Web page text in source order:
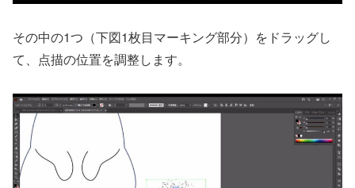
その中の1つ（下図1枚目マーキング部分）をドラッグし
て、点描の位置を調整します。